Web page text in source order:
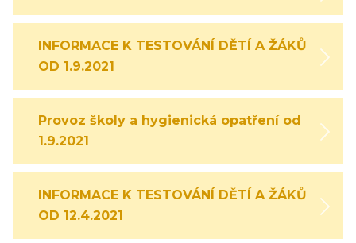
INFORMACE K TESTOVÁNÍ DĚTÍ A ŽÁKŮ
OD 1.9.2021
Provoz školy a hygienická opatření od
1.9.2021
INFORMACE K TESTOVÁNÍ DĚTÍ A ŽÁKŮ
OD 12.4.2021